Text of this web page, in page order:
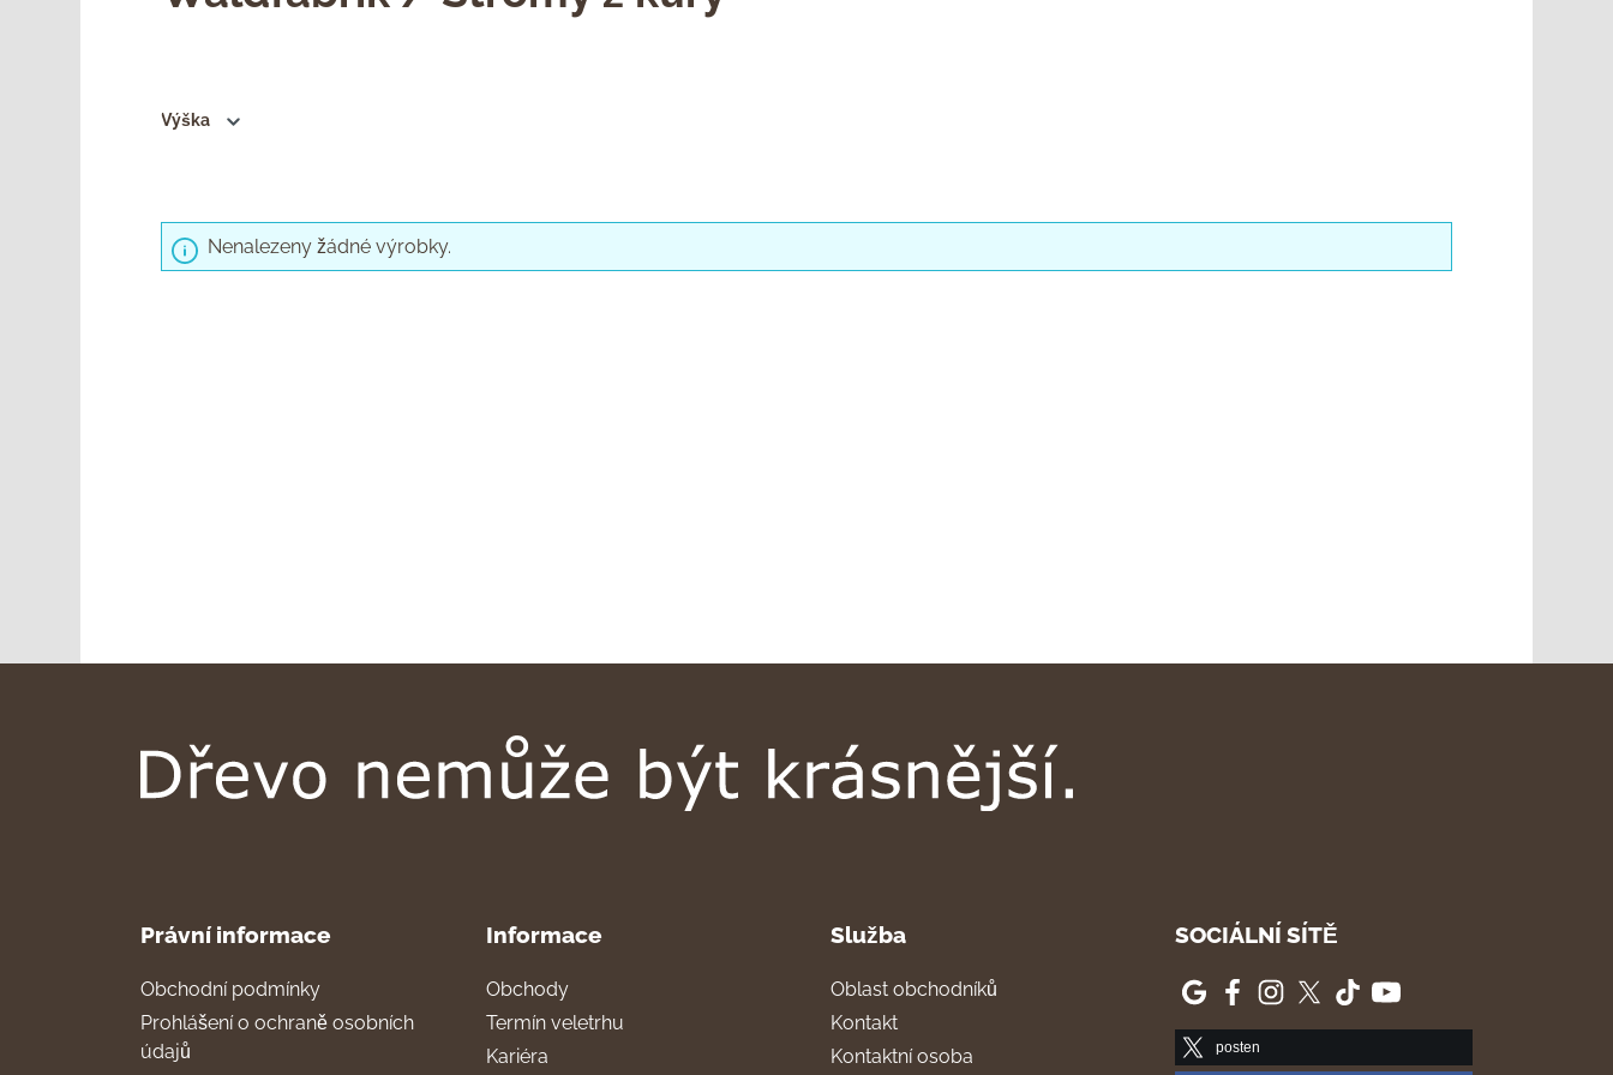
Výška
Nenalezeny žádné výrobky.
Právní informace
Obchodní podmínky
Prohlášení o ochraně osobních
údajů
Informace
Obchody
Termín veletrhu
Kariéra
Služba
Oblast obchodníků
Kontakt
Kontaktní osoba
SOCIÁLNÍ SÍTĚ
posten